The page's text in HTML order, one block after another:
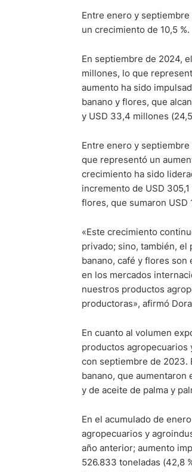
Entre enero y
un crecimiento de 10,5 %.
En septiembre de 2024,
millones, lo que
aumento ha sido
banano y flores, que
y USD 33,4 millones
Entre enero y
que representó un
crecimiento ha sido
incremento de USD
flores, que sumaron USD
«Este crecimiento
privado; sino, también,
banano, café y flores
en los mercados
nuestros productos
productoras», afirmó
En cuanto al volumen
productos agropecuarios
con septiembre de 2023.
banano, que aumentaron
y de aceite de palma y
En el acumulado de
agropecuarios y
año anterior; aumento
526.833 toneladas (42,8